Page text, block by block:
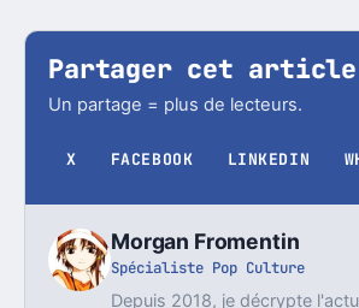
Partager cet article
Un partage = plus de lecteurs.
X FACEBOOK LINKEDIN
Morgan Fromentin
Spécialiste Pop Culture
Depuis 2018, je décrypte